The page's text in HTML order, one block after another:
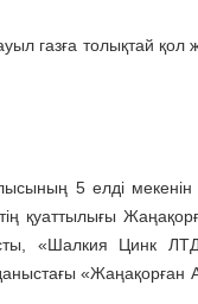
газға толықтай
5 елді мекенін
«Шалкия Цинк
«Жаңақорған